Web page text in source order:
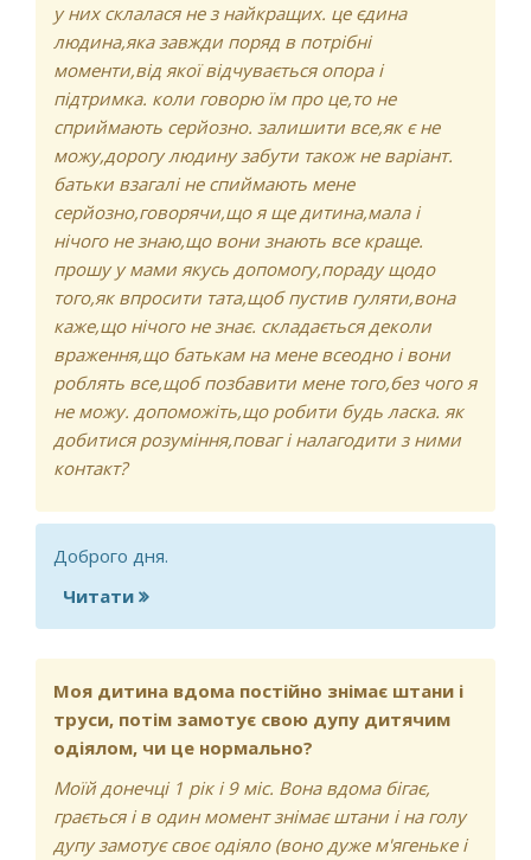
у них склалася не з найкращих. це єдина
людина,яка завжди поряд в потрібні
моменти,від якої відчувається опора і
підтримка. коли говорю їм про це,то не
сприймають серйозно. залишити все,як є не
можу,дорогу людину забути також не варіант.
батьки взагалі не спиймають мене
серйозно,говорячи,що я ще дитина,мала і
нічого не знаю,що вони знають все краще.
прошу у мами якусь допомогу,пораду щодо
того,як впросити тата,щоб пустив гуляти,вона
каже,що нічого не знає. складається деколи
враження,що батькам на мене всеодно і вони
роблять все,щоб позбавити мене того,без чого я
не можу. допоможіть,що робити будь ласка. як
добитися розуміння,поваг і налагодити з ними
контакт?
Доброго дня.
Читати про ...
Моя дитина вдома постійно знімає штани і
труси, потім замотує свою дупу дитячим
одіялом, чи це нормально?
Моїй донечці 1 рік і 9 міс. Вона вдома бігає,
грається і в один момент знімає штани і на голу
дупу замотує своє одіяло (воно дуже м'ягеньке і